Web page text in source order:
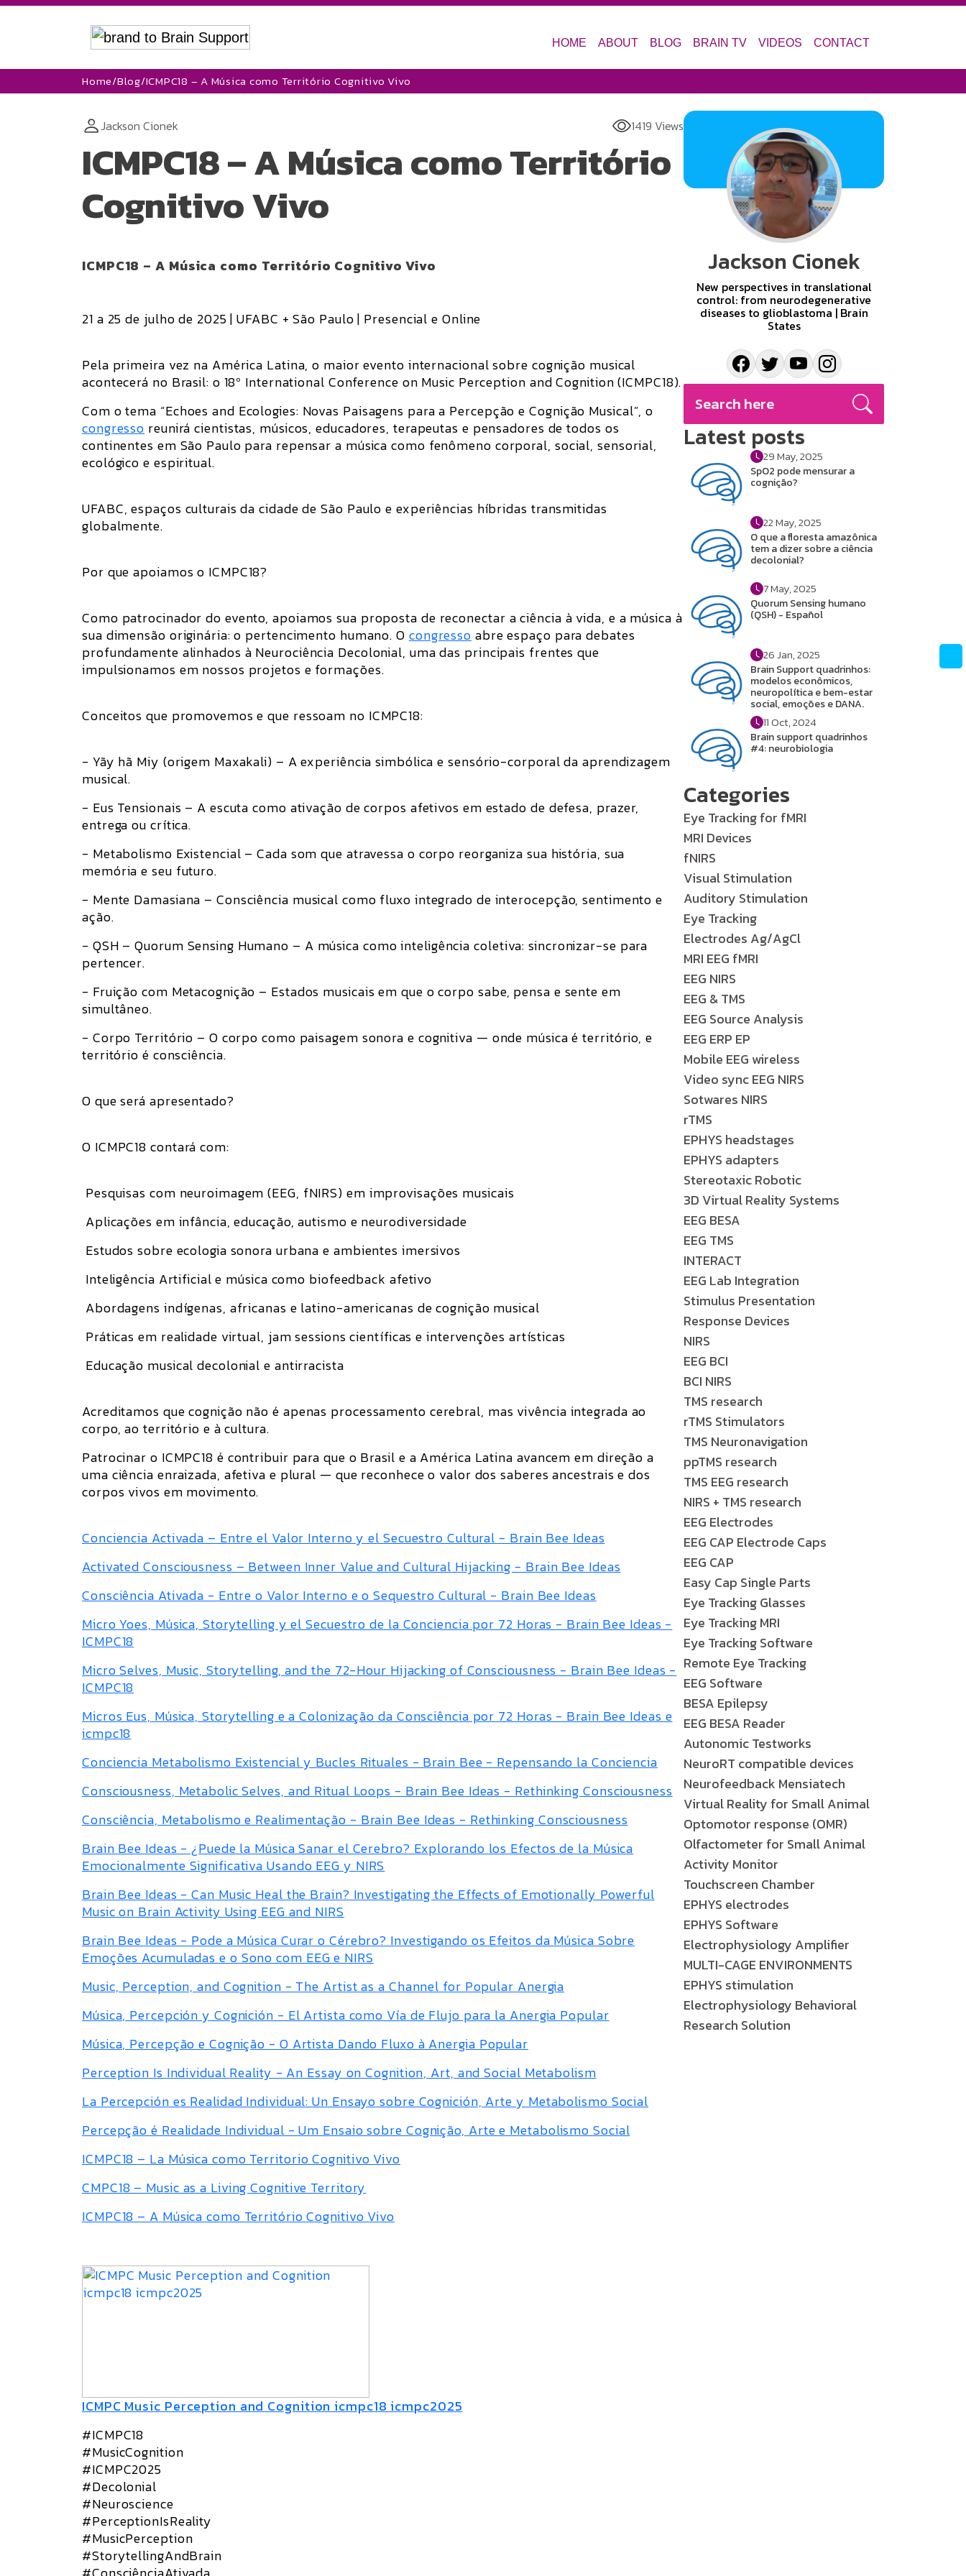
HOME ABOUT BLOG BRAIN TV VIDEOS CONTACT
Home/Blog/ICMPC18 – A Música como Território Cognitivo Vivo
Jackson Cionek 1419 Views
ICMPC18 – A Música como Território
Cognitivo Vivo
ICMPC18 – A Música como Território Cognitivo Vivo
21 a 25 de julho de 2025 | UFABC + São Paulo | Presencial e Online
Pela primeira vez na América Latina, o maior evento internacional sobre cognição musical
acontecerá no Brasil: o 18º International Conference on Music Perception and Cognition (ICMPC18).
Com o tema “Echoes and Ecologies: Novas Paisagens para a Percepção e Cognição Musical”, o
congresso reunirá cientistas, músicos, educadores, terapeutas e pensadores de todos os
continentes em São Paulo para repensar a música como fenômeno corporal, social, sensorial,
ecológico e espiritual.
UFABC, espaços culturais da cidade de São Paulo e experiências híbridas transmitidas
globalmente.
Por que apoiamos o ICMPC18?
Como patrocinador do evento, apoiamos sua proposta de reconectar a ciência à vida, e a música à
sua dimensão originária: o pertencimento humano. O congresso abre espaço para debates
profundamente alinhados à Neurociência Decolonial, uma das principais frentes que
impulsionamos em nossos projetos e formações.
Conceitos que promovemos e que ressoam no ICMPC18:
- Yãy hã Miy (origem Maxakali) – A experiência simbólica e sensório-corporal da aprendizagem
musical.
- Eus Tensionais – A escuta como ativação de corpos afetivos em estado de defesa, prazer,
entrega ou crítica.
- Metabolismo Existencial – Cada som que atravessa o corpo reorganiza sua história, sua
memória e seu futuro.
- Mente Damasiana – Consciência musical como fluxo integrado de interocepção, sentimento e
ação.
- QSH – Quorum Sensing Humano – A música como inteligência coletiva: sincronizar-se para
pertencer.
- Fruição com Metacognição – Estados musicais em que o corpo sabe, pensa e sente em
simultâneo.
- Corpo Território – O corpo como paisagem sonora e cognitiva — onde música é território, e
território é consciência.
O que será apresentado?
O ICMPC18 contará com:
Pesquisas com neuroimagem (EEG, fNIRS) em improvisações musicais
Aplicações em infância, educação, autismo e neurodiversidade
Estudos sobre ecologia sonora urbana e ambientes imersivos
Inteligência Artificial e música como biofeedback afetivo
Abordagens indígenas, africanas e latino-americanas de cognição musical
Práticas em realidade virtual, jam sessions científicas e intervenções artísticas
Educação musical decolonial e antirracista
Acreditamos que cognição não é apenas processamento cerebral, mas vivência integrada ao
corpo, ao território e à cultura.
Patrocinar o ICMPC18 é contribuir para que o Brasil e a América Latina avancem em direção a
uma ciência enraizada, afetiva e plural — que reconhece o valor dos saberes ancestrais e dos
corpos vivos em movimento.
Conciencia Activada – Entre el Valor Interno y el Secuestro Cultural - Brain Bee Ideas
Activated Consciousness – Between Inner Value and Cultural Hijacking - Brain Bee Ideas
Consciência Ativada - Entre o Valor Interno e o Sequestro Cultural - Brain Bee Ideas
Micro Yoes, Música, Storytelling y el Secuestro de la Conciencia por 72 Horas - Brain Bee Ideas -
ICMPC18
Micro Selves, Music, Storytelling, and the 72-Hour Hijacking of Consciousness - Brain Bee Ideas -
ICMPC18
Micros Eus, Música, Storytelling e a Colonização da Consciência por 72 Horas - Brain Bee Ideas e
icmpc18
Conciencia Metabolismo Existencial y Bucles Rituales - Brain Bee - Repensando la Conciencia
Consciousness, Metabolic Selves, and Ritual Loops - Brain Bee Ideas - Rethinking Consciousness
Consciência, Metabolismo e Realimentação - Brain Bee Ideas - Rethinking Consciousness
Brain Bee Ideas - ¿Puede la Música Sanar el Cerebro? Explorando los Efectos de la Música
Emocionalmente Significativa Usando EEG y NIRS
Brain Bee Ideas - Can Music Heal the Brain? Investigating the Effects of Emotionally Powerful
Music on Brain Activity Using EEG and NIRS
Brain Bee Ideas - Pode a Música Curar o Cérebro? Investigando os Efeitos da Música Sobre
Emoções Acumuladas e o Sono com EEG e NIRS
Music, Perception, and Cognition - The Artist as a Channel for Popular Anergia
Música, Percepción y Cognición - El Artista como Vía de Flujo para la Anergia Popular
Música, Percepção e Cognição - O Artista Dando Fluxo à Anergia Popular
Perception Is Individual Reality - An Essay on Cognition, Art, and Social Metabolism
La Percepción es Realidad Individual: Un Ensayo sobre Cognición, Arte y Metabolismo Social
Percepção é Realidade Individual - Um Ensaio sobre Cognição, Arte e Metabolismo Social
ICMPC18 – La Música como Territorio Cognitivo Vivo
CMPC18 – Music as a Living Cognitive Territory
ICMPC18 – A Música como Território Cognitivo Vivo
ICMPC Music Perception and Cognition icmpc18 icmpc2025
#ICMPC18
#MusicCognition
#ICMPC2025
#Decolonial
#Neuroscience
#PerceptionIsReality
#MusicPerception
#StorytellingAndBrain
Jackson Cionek
New perspectives in translational
control: from neurodegenerative
diseases to glioblastoma | Brain
States
Latest posts
29 May, 2025
SpO2 pode mensurar a
cognição?
22 May, 2025
O que a floresta amazônica
tem a dizer sobre a ciência
decolonial?
7 May, 2025
Quorum Sensing humano
(QSH) - Español
26 Jan, 2025
Brain Support quadrinhos:
modelos econômicos,
neuropolítica e bem-estar
social, emoções e DANA.
11 Oct, 2024
Brain support quadrinhos
#4: neurobiologia
Categories
Eye Tracking for fMRI
MRI Devices
fNIRS
Visual Stimulation
Auditory Stimulation
Eye Tracking
Electrodes Ag/AgCl
MRI EEG fMRI
EEG NIRS
EEG & TMS
EEG Source Analysis
EEG ERP EP
Mobile EEG wireless
Video sync EEG NIRS
Sotwares NIRS
rTMS
EPHYS headstages
EPHYS adapters
Stereotaxic Robotic
3D Virtual Reality Systems
EEG BESA
EEG TMS
INTERACT
EEG Lab Integration
Stimulus Presentation
Response Devices
NIRS
EEG BCI
BCI NIRS
TMS research
rTMS Stimulators
TMS Neuronavigation
ppTMS research
TMS EEG research
NIRS + TMS research
EEG Electrodes
EEG CAP Electrode Caps
EEG CAP
Easy Cap Single Parts
Eye Tracking Glasses
Eye Tracking MRI
Eye Tracking Software
Remote Eye Tracking
EEG Software
BESA Epilepsy
EEG BESA Reader
Autonomic Testworks
NeuroRT compatible devices
Neurofeedback Mensiatech
Virtual Reality for Small Animal
Optomotor response (OMR)
Olfactometer for Small Animal
Activity Monitor
Touchscreen Chamber
EPHYS electrodes
EPHYS Software
Electrophysiology Amplifier
MULTI-CAGE ENVIRONMENTS
EPHYS stimulation
Electrophysiology Behavioral
Research Solution